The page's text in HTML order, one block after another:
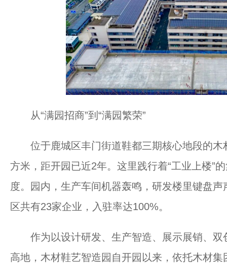
从“满园招商”到“满园繁荣”
位于鹿城区丰门街道鞋都三期核心地段的木
方米，距开园已近2年。这里践行着“工业上楼”
度。园内，生产车间机器轰鸣，研发楼里键盘
区共有23家企业，入驻率达100%。
作为以设计研发、生产智造、展示展销、双
高地，木材鞋艺智造园自开园以来，依托木材